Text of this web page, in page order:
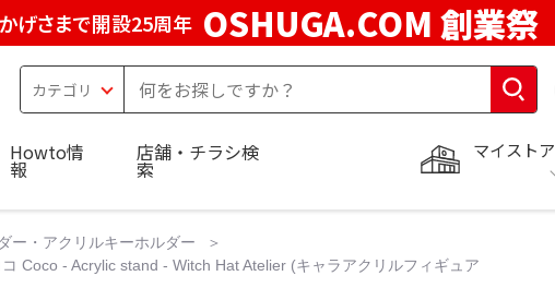
げさまで開設25周年 OSHUGA.COM 創業祭
マイストア
Howto情
報
店舗・チラシ検
索
ー・アクリルキーホルダー
Coco - Acrylic stand - Witch Hat Atelier (キャラアクリルフィギュア